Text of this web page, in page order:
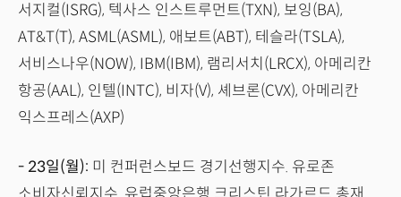
서지컬(ISRG), 텍사스 인스트루먼트(TXN), 보잉(BA),
AT&T(T), ASML(ASML), 애보트(ABT), 테슬라(TSLA),
서비스나우(NOW), IBM(IBM), 램리서치(LRCX), 아메리칸
항공(AAL), 인텔(INTC), 비자(V), 셰브론(CVX), 아메리칸
익스프레스(AXP)
- 23일(월): 미 컨퍼런스보드 경기선행지수. 유로존